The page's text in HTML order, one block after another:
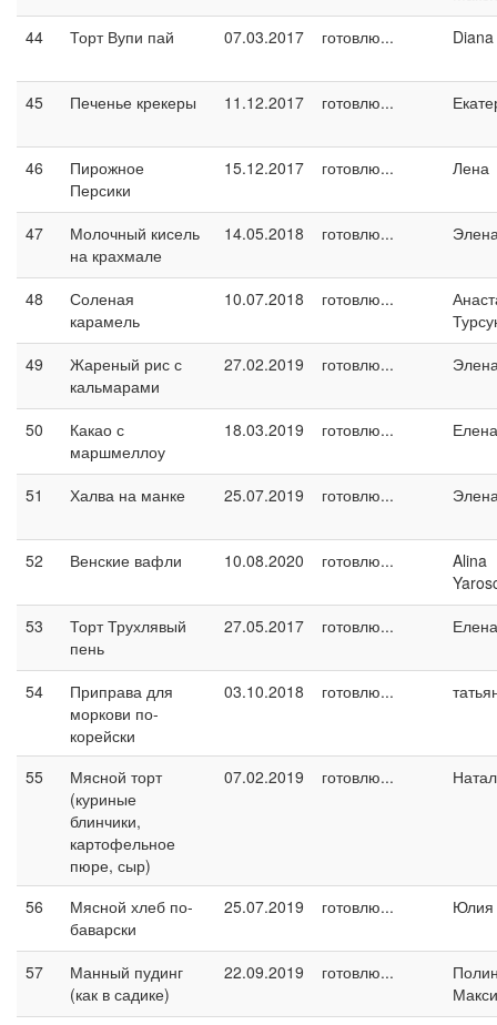
44
Торт Вупи пай 07.03.2017 готовлю... Diana
45 Печенье крекеры 11.12.2017 готовлю...
46
Пирожное
Персики
15.12.2017 готовлю... Лена
47
Молочный кисель
на крахмале
14.05.2018 готовлю...
48
Соленая
карамель
10.07.2018 готовлю...
49
Жареный рис с
кальмарами
27.02.2019 готовлю...
50
Какао с
маршмеллоу
18.03.2019 готовлю...
51 Халва на манке 25.07.2019 готовлю...
52 Венские вафли 10.08.2020 готовлю...
Alina
53
Торт Трухлявый
пень
27.05.2017 готовлю...
54
Приправа для
моркови по-
корейски
03.10.2018 готовлю...
55
Мясной торт
(куриные
блинчики,
картофельное
пюре, сыр)
07.02.2019 готовлю...
56
Мясной хлеб по-
баварски
25.07.2019 готовлю... Юлия
57
Манный пудинг
(как в садике)
22.09.2019 готовлю...